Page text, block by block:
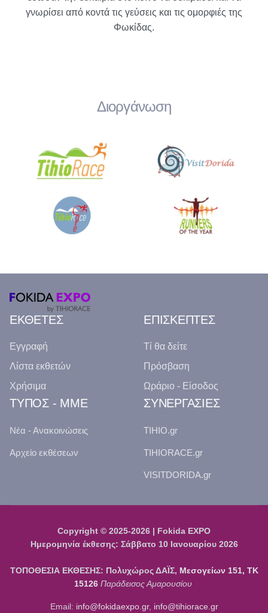
γνωρίσει από κοντά τις γεύσεις και τις ομορφιές της
Φωκίδας.
Διοργάνωση
ΕΚΘΕΤΕΣ
Εγγραφή
Λίστα εκθετών
Χρήσιμα
ΕΠΙΣΚΕΠΤΕΣ
Τί θα δείτε
Πρόσβαση
Ωράριο - Είσοδος
ΤΥΠΟΣ - ΜΜΕ
Νέα - Ανακοινώσεις
Αρχείο εκθέσεων
ΣΥΝΕΡΓΑΣΙΕΣ
TIHIO.gr
TIHIORACE.gr
VISITDORIDA.gr
Copyright © 2025-2026 | Fokida EXPO
Ημερομηνία έκθεσης: Σάββατο 10 Ιανουαρίου 2026
ΤΟΠΟΘΕΣΙΑ ΕΚΘΕΣΗΣ: Πολυχώρος ΔΑΪΣ, Μεσογείων 151, ΤΚ
15126 Παράδεισος Αμαρουσίου
Email: info@fokidaexpo.gr, info@tihiorace.gr